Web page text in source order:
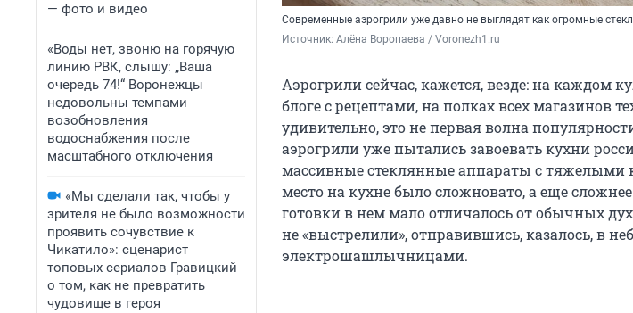
— фото и видео
«Воды нет, звоню на горячую
линию РВК, слышу: „Ваша
очередь 74!“ Воронежцы
недовольны темпами
возобновления
водоснабжения после
масштабного отключения
«Мы сделали так, чтобы у
зрителя не было возможности
проявить сочувствие к
Чикатило»: сценарист
топовых сериалов Гравицкий
о том, как не превратить
чудовище в героя
Современные аэрогрили уже давно не выглядят как огромные
Источник: Алёна Воропаева / Voronezh1.ru
Аэрогрили сейчас, кажется, везде: на каждом
блоге с рецептами, на полках всех магазинов
удивительно, это не первая волна
аэрогрили уже пытались завоевать кухни
массивные стеклянные аппараты с
место на кухне было сложновато, а еще
готовки в нем мало отличалось от обычных
не «выстрелили», отправившись, казалось, в
электрошашлычницами.